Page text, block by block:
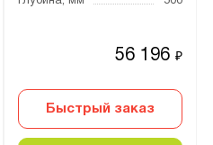
56 196₽
Быстрый заказ